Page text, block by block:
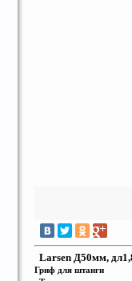
Larsen Д50мм,
Гриф для штанги